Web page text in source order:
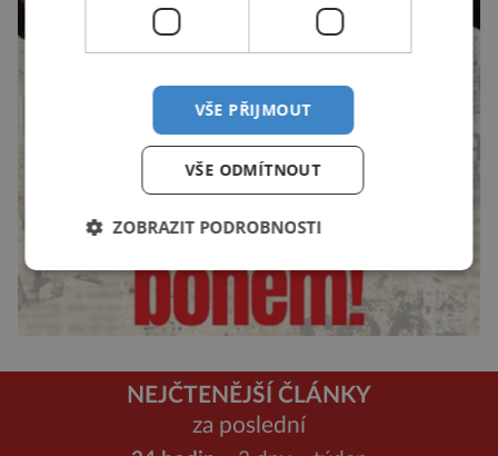
NEJČTENĚJŠÍ ČLÁNKY
za poslední
VŠE PŘIJMOUT
VŠE ODMÍTNOUT
ZOBRAZIT PODROBNOSTI